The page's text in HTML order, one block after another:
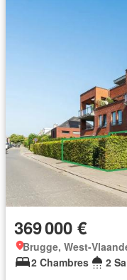
369 000 €
Brugge, West-
2 Chambres
2